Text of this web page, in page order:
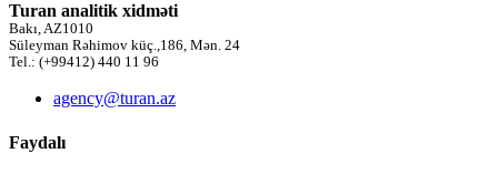
Turan analitik xidməti
Bakı, AZ1010
Süleyman Rəhimov küç.,186, Mən. 24
Tel.: (+99412) 440 11 96
agency@turan.az
Faydalı